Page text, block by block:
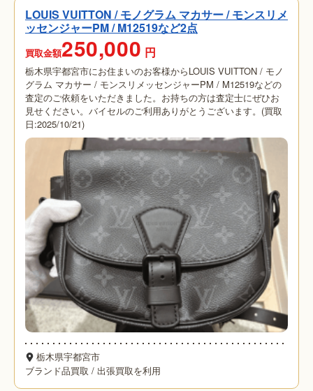
LOUIS VUITTON / モノグラム マカサー / モンスリメ
ッセンジャーPM / M12519など2点
買取金額250,000 円
栃木県宇都宮市にお住まいのお客様からLOUIS VUITTON / モノ
グラム マカサー / モンスリメッセンジャーPM / M12519などの
査定のご依頼をいただきました。お持ちの方は査定士にぜひお
見せください。バイセルのご利用ありがとうございます。(買取
日:2025/10/21)
栃木県宇都宮市
ブランド品買取 / 出張買取を利用